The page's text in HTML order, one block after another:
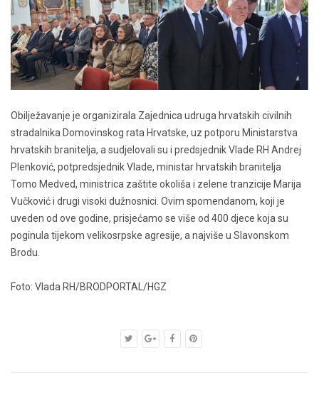
Obilježavanje je organizirala Zajednica udruga hrvatskih civilnih
stradalnika Domovinskog rata Hrvatske, uz potporu Ministarstva
hrvatskih branitelja, a sudjelovali su i predsjednik Vlade RH Andrej
Plenković, potpredsjednik Vlade, ministar hrvatskih branitelja
Tomo Medved, ministrica zaštite okoliša i zelene tranzicije Marija
Vučković i drugi visoki dužnosnici. Ovim spomendanom, koji je
uveden od ove godine, prisjećamo se više od 400 djece koja su
poginula tijekom velikosrpske agresije, a najviše u Slavonskom
Brodu.
Foto: Vlada RH/BRODPORTAL/HGZ